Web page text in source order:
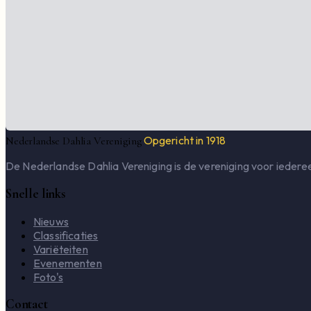
Nederlandse Dahlia VerenigingOpgericht in 1918
De Nederlandse Dahlia Vereniging is de vereniging voor
Snelle links
Nieuws
Classificaties
Variëteiten
Evenementen
Foto's
Contact